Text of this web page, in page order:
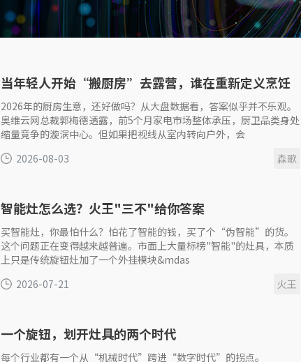
当年轻人开始“搬厨房”去露营，谁在重新定义烹饪
场景？
2026年的厨房生意，还好做吗？从大盘数据看，答案似乎并不乐观。
奥维云网总裁郭梅德透露，前5个月家电市场整体承压，厨卫品类身处
缩量竞争的漩涡中心。但如果把视线从室内转向户外，会
2026-08-03
森歌
智能灶怎么选？火王"三不"给你答案
买智能灶，你最怕什么？怕花了智能的钱，买了个“伪智能”的货。
这个问题正在变得越来越普遍。市面上大量标榜"智能"的灶具，本质
上只是传统旋钮灶加了一个外挂模块&mdas
2026-07-21
火王
一个旋钮，划开灶具的两个时代
每个行业都有一个从“机械时代”跨进“数字时代”的拐点。